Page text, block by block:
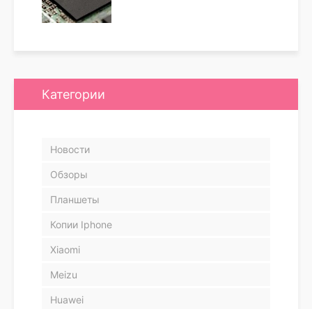
Категории
Новости
Обзоры
Планшеты
Копии Iphone
Xiaomi
Meizu
Huawei